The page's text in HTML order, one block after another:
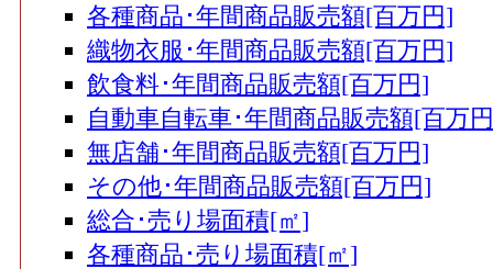
各種商品･年間商品販売額[百万円]
織物衣服･年間商品販売額[百万円]
飲食料･年間商品販売額[百万円]
自動車自転車･年間商品販売額[百万
無店舗･年間商品販売額[百万円]
その他･年間商品販売額[百万円]
総合･売り場面積[㎡]
各種商品･売り場面積[㎡]